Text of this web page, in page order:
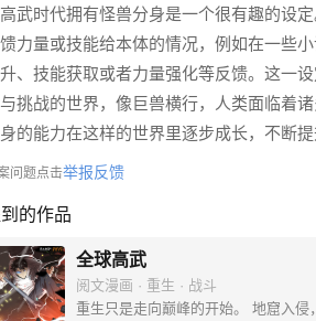
武时代拥有怪兽分身是一个很有趣的设
力量或技能给本体的情况，例如在一些
、技能获取或者力量强化等反馈。这一
挑战的世界，像巨兽横行，人类面临着
的能力在这样的世界里逐步成长，不断提
问题点击举报反馈
的作品
全球高武
阅文漫画 · 重生 · 战斗
重生只是走向巅峰的开始。 地窟入侵，